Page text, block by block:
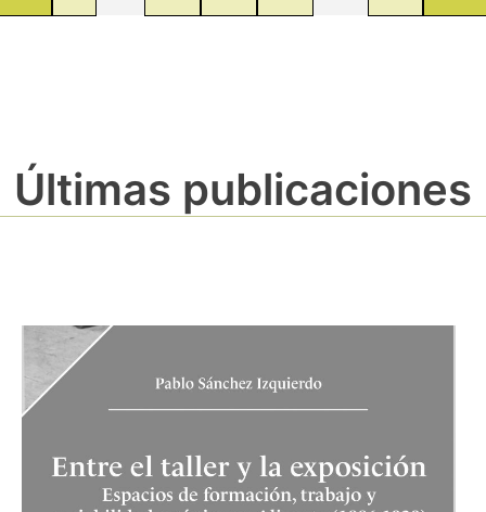
Últimas publicaciones